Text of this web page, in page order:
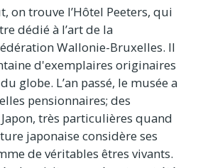
on trouve l’Hôtel Peeters, qui
dédié à l’art de la
Wallonie-Bruxelles. Il
d'exemplaires originaires
globe. L’an passé, le musée a
pensionnaires; des
très particulières quand
japonaise considère ses
de véritables êtres vivants.